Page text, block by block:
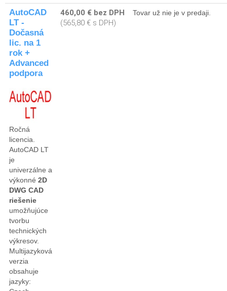
AutoCAD
LT -
Dočasná
lic. na 1
rok +
Advanced
podpora
Ročná
licencia.
AutoCAD LT
je
univerzálne a
výkonné 2D
DWG CAD
riešenie
umožňujúce
tvorbu
technických
výkresov.
Multijazyková
verzia
obsahuje
jazyky:
460,00 € bez DPH
(565,80 € s DPH)
Tovar už nie je v predaji.